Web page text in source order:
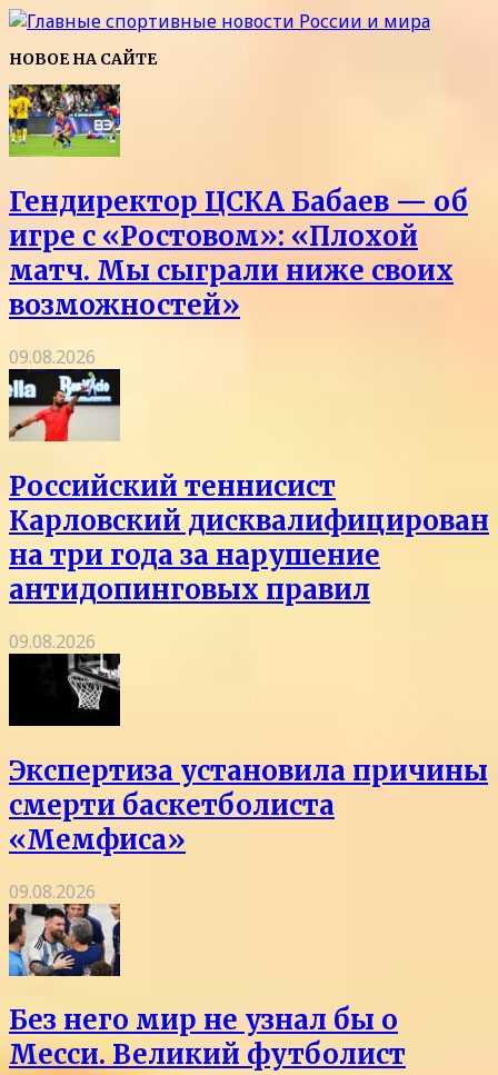
НОВОЕ НА САЙТЕ
Гендиректор ЦСКА Бабаев — об
игре с «Ростовом»: «Плохой
матч. Мы сыграли ниже своих
возможностей»
09.08.2026
Российский теннисист
Карловский дисквалифицирован
на три года за нарушение
антидопинговых правил
09.08.2026
Экспертиза установила причины
смерти баскетболиста
«Мемфиса»
09.08.2026
Без него мир не узнал бы о
Месси. Великий футболист